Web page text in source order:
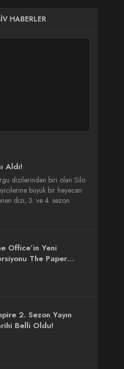
HABERLER
Aldı!
dizilerinden biri olan Silo
büyük bir heyecan
dizi, 3. ve 4. sezon
Office’in Yeni
The Paper
2. Sezon Yayın
Belli Oldu!